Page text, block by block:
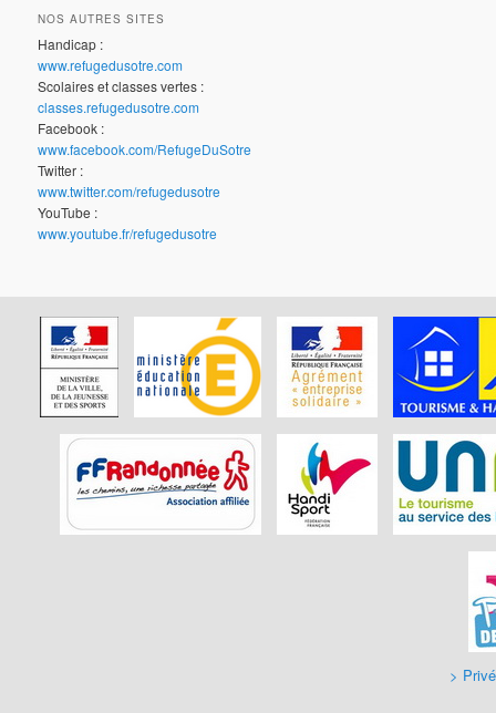
NOS AUTRES SITES
Handicap :
www.refugedusotre.com
Scolaires et classes vertes :
classes.refugedusotre.com
Facebook :
www.facebook.com/RefugeDuSotre
Twitter :
www.twitter.com/refugedusotre
YouTube :
www.youtube.fr/refugedusotre
> Privé